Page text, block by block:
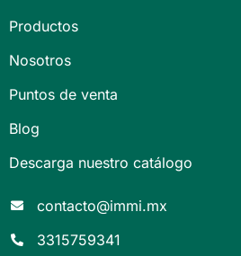
Productos
Nosotros
Puntos de venta
Blog
Descarga nuestro catálogo
contacto@immi.mx
3315759341